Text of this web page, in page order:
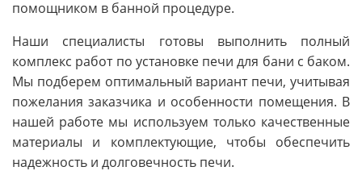
помощником в банной процедуре.
Наши специалисты готовы выполнить полный
комплекс работ по установке печи для бани с баком.
Мы подберем оптимальный вариант печи, учитывая
пожелания заказчика и особенности помещения. В
нашей работе мы используем только качественные
материалы и комплектующие, чтобы обеспечить
надежность и долговечность печи.